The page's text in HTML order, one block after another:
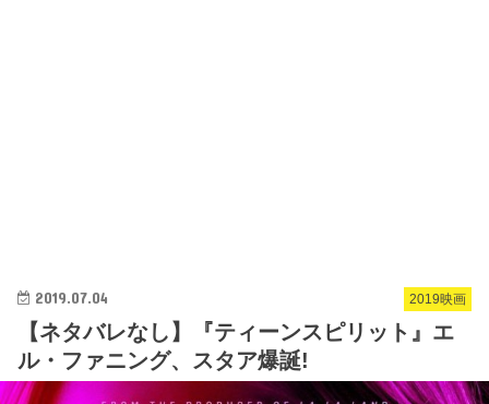
2019映画
2019.07.04
【ネタバレなし】『ティーンスピリット』エ
ル・ファニング、スタア爆誕!